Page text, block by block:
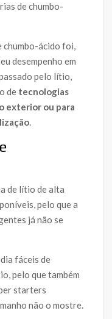
de chumbo-
chumbo-ácido foi,
desempenho em
pelo lítio,
de tecnologias
exterior ou para
.
de lítio de alta
pelo que a
já não se
fáceis de
pelo que também
starters
não o mostre.